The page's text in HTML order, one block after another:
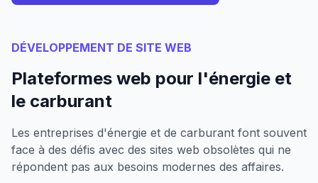
DÉVELOPPEMENT DE SITE WEB
Plateformes web pour l'énergie et
le carburant
Les entreprises d'énergie et de carburant font souvent
face à des défis avec des sites web obsolètes qui ne
répondent pas aux besoins modernes des affaires.